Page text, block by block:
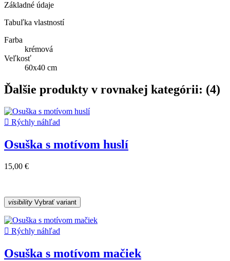
Základné údaje
Tabuľka vlastností
Farba
krémová
Veľkosť
60x40 cm
Ďalšie produkty v rovnakej kategórii: (4)
 Rýchly náhľad
Osuška s motívom huslí
15,00 €
visibility Vybrať variant
 Rýchly náhľad
Osuška s motívom mačiek